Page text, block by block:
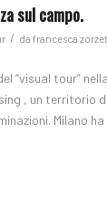
sul campo.
/ da francesca
“visual tour”
, un territorio
Milano